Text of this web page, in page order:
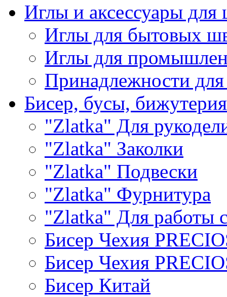
Иглы и аксессуары
Иглы для бытовых
Иглы для
Принадлежности
Бисер, бусы, бижутерия
"Zlatka" Для
"Zlatka" Заколки
"Zlatka" Подвески
"Zlatka" Фурнитура
"Zlatka" Для работы
Бисер Чехия
Бисер Чехия
Бисер Китай